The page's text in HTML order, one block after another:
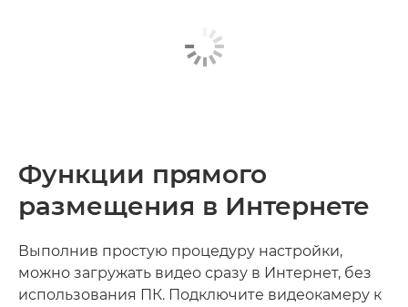
Функции прямого
размещения в Интернете
Выполнив простую процедуру настройки,
можно загружать видео сразу в Интернет, без
использования ПК. Подключите видеокамеру к